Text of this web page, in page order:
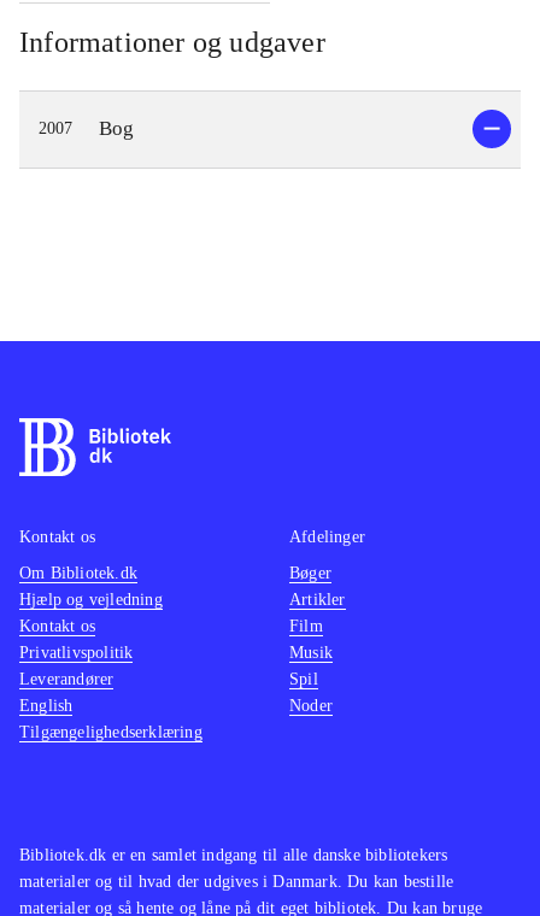
Informationer og udgaver
2007 Bog
Bibliotek.dk er en samlet indgang til alle danske bibliotekers
materialer og til hvad der udgives i Danmark. Du kan bestille
materialer og så hente og låne på dit eget bibliotek. Du kan bruge
Kontakt os
Om Bibliotek.dk
Hjælp og vejledning
Kontakt os
Privatlivspolitik
Leverandører
English
Tilgængelighedserklæring
Afdelinger
Bøger
Artikler
Film
Musik
Spil
Noder